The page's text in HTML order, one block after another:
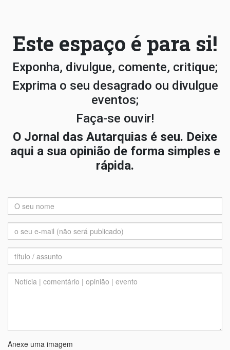
Este espaço é para si!
Exponha, divulgue, comente, critique;
Exprima o seu desagrado ou divulgue
eventos;
Faça-se ouvir!
O Jornal das Autarquias é seu. Deixe
aqui a sua opinião de forma simples e
rápida.